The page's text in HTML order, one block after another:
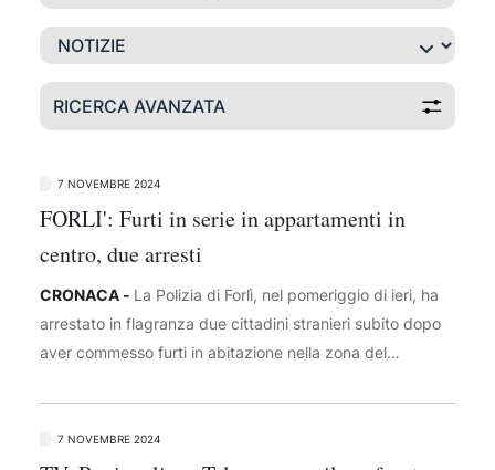
RICERCA AVANZATA
7 NOVEMBRE 2024
FORLI': Furti in serie in appartamenti in
centro, due arresti
CRONACA - La Polizia di Forlì, nel pomeriggio di ieri, ha
arrestato in flagranza due cittadini stranieri subito dopo
aver commesso furti in abitazione nella zona del
giovani visti entrare e uscire da un appartamento, la
Polizia ha notato due dei quattro segnalati uscire
7 NOVEMBRE 2024